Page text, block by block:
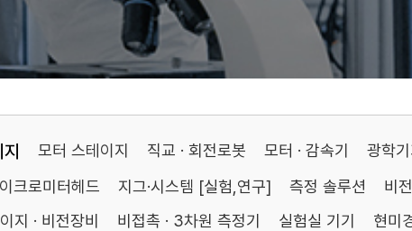
모터 스테이지 직교 · 회전로봇 모터 · 감속기 광학기
크로미터헤드
지그·시스템 [실험,연구] 측정 솔루션
비
지 · 비전장비
비접촉 · 3차원 측정기 실험실 기기 현미